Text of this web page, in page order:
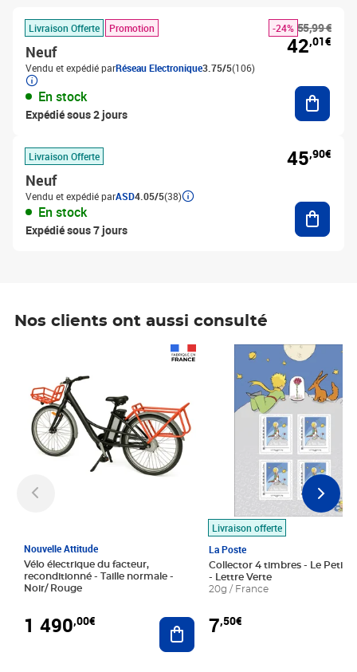
Livraison Offerte Promotion
Neuf
Vendu et expédié parRéseau Electronique3.75/5(106)
En stock
Expédié sous 2 jours
55,99 €
-24%
42,01€
Livraison Offerte
Neuf
Vendu et expédié parASD4.05/5(38)
En stock
Expédié sous 7 jours
45,90€
Nos clients ont aussi consulté
Nouvelle Attitude
Vélo électrique du facteur,
reconditionné - Taille normale -
Noir/ Rouge
1 490,00€ Ajouter au panier
Livraison offerte
La Poste
Collector 4 timbres - Le Petit
- Lettre Verte
20g / France
7,50€
Prix 7,50€